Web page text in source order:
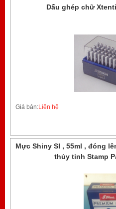
Dấu ghép chữ
Giá bán:Liên hệ
Mực Shiny SI , 55ml , đóng
thủy tinh Stamp